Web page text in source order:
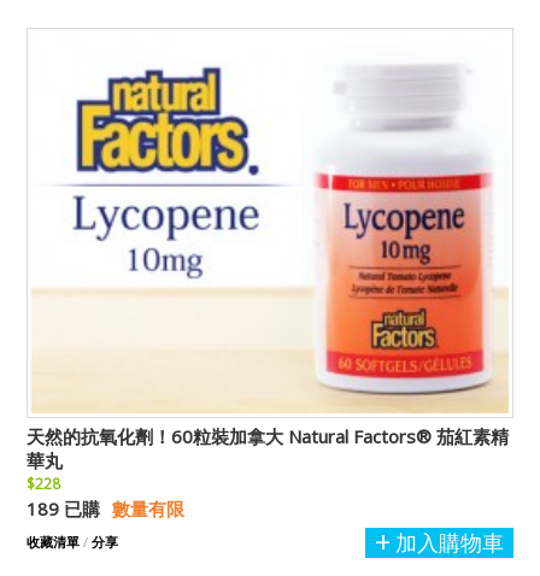
天然的抗氧化劑！60粒裝加拿大 Natural Factors® 茄紅素精
華丸
$228
189 已購 數量有限
加入購物車
收藏清單 / 分享